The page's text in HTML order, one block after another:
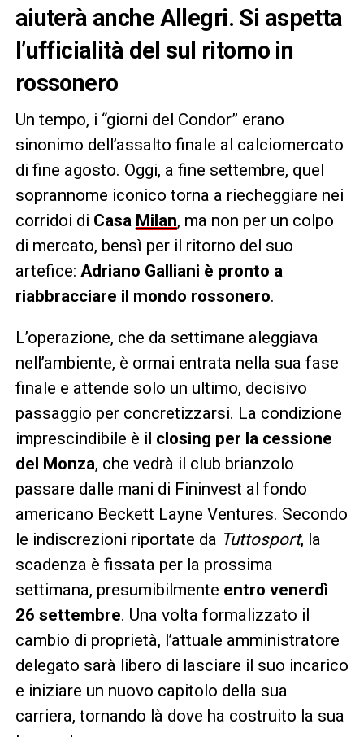
aiuterà anche Allegri. Si aspetta
l’ufficialità del sul ritorno in
rossonero
Un tempo, i “giorni del Condor” erano
sinonimo dell’assalto finale al calciomercato
di fine agosto. Oggi, a fine settembre, quel
soprannome iconico torna a riecheggiare nei
corridoi di Casa Milan, ma non per un colpo
di mercato, bensì per il ritorno del suo
artefice: Adriano Galliani è pronto a
riabbracciare il mondo rossonero.
L’operazione, che da settimane aleggiava
nell’ambiente, è ormai entrata nella sua fase
finale e attende solo un ultimo, decisivo
passaggio per concretizzarsi. La condizione
imprescindibile è il closing per la cessione
del Monza, che vedrà il club brianzolo
passare dalle mani di Fininvest al fondo
americano Beckett Layne Ventures. Secondo
le indiscrezioni riportate da Tuttosport, la
scadenza è fissata per la prossima
settimana, presumibilmente entro venerdì
26 settembre. Una volta formalizzato il
cambio di proprietà, l’attuale amministratore
delegato sarà libero di lasciare il suo incarico
e iniziare un nuovo capitolo della sua
carriera, tornando là dove ha costruito la sua